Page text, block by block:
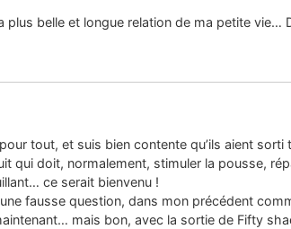
plus belle et longue relation de ma petite vie…
tout, et suis bien contente qu’ils aient
qui doit, normalement, stimuler la pousse,
ce serait bienvenu !
fausse question, dans mon précédent
mais bon, avec la sortie de Fifty